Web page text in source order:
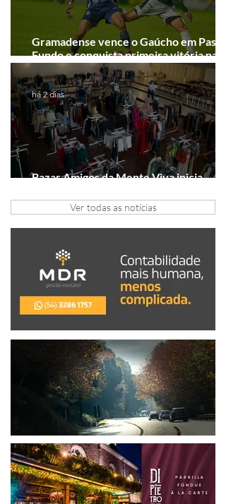
Gramadense vence o Gaúcho em Passo
Fundo e conquista primeira vitória na
Série A2
Bazar Amigos da Mente Viva inicia
há 2 dias
Ver todas as notícias